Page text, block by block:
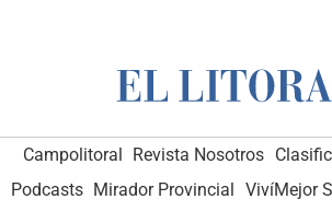
Campolitoral Revista Nosotros
Podcasts Mirador Provincial VivíMejor